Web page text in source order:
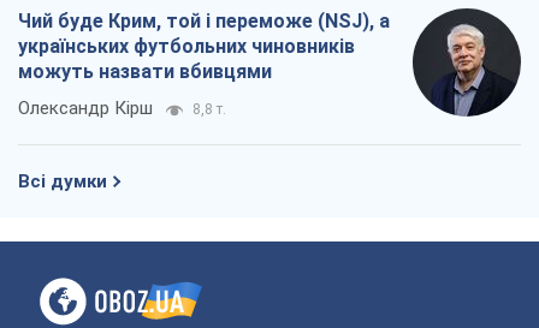
Чий буде Крим, той і переможе (NSJ), а
українських футбольних чиновників
можуть назвати вбивцями
Олександр Кірш 8,8 т.
Всі думки